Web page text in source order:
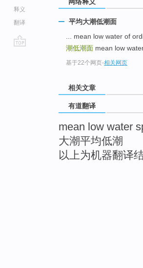
释义
翻译
平均大潮低潮面
... mean low water of
潮低潮面 mean low
基于22个网页-相关网页
相关文章
有道翻译
mean low water
大潮平均低潮
以上为机器翻译